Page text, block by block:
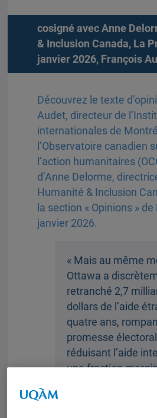
cosigné avec Anne
& Inclusion Canada, La
janvier 2026, François
Découvrez le texte
Audet, directeur de
internationales de
l’Observatoire canadien
l’action humanitaires
d’Anne Delorme,
Humanité & Inclusion
la section « Opinions »
janvier 2026.
« Mais au même
Ottawa a
retranché 2,7
dollars de l’aide
quatre ans,
promesse
réduisant l’aide
une fraction